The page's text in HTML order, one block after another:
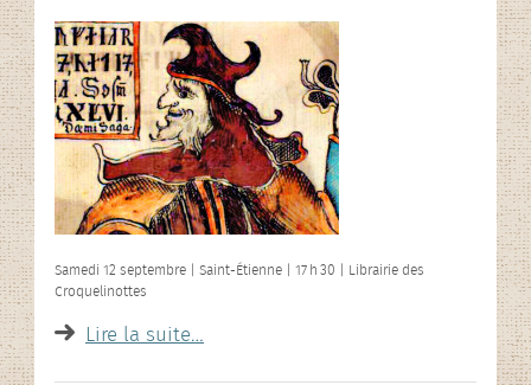
Samedi 12 septembre | Saint-Étienne | 17 h 30 | Librairie des
Croquelinottes
Lire la suite…